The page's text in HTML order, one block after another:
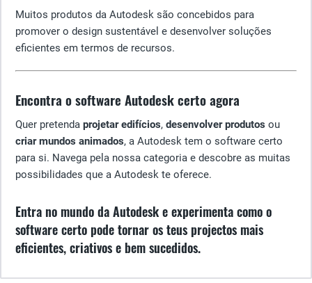
Muitos produtos da Autodesk são concebidos para
promover o design sustentável e desenvolver soluções
eficientes em termos de recursos.
Encontra o software Autodesk certo agora
Quer pretenda projetar edifícios, desenvolver produtos ou
criar mundos animados, a Autodesk tem o software certo
para si. Navega pela nossa categoria e descobre as muitas
possibilidades que a Autodesk te oferece.
Entra no mundo da Autodesk e experimenta como o
software certo pode tornar os teus projectos mais
eficientes, criativos e bem sucedidos.